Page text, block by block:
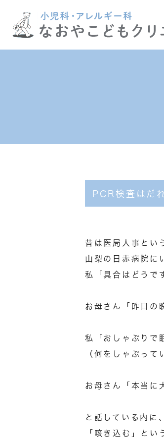
PCR検査はだ
昔は医局人事とい
山梨の日赤病院に
私「具合はどうで
お母さん「昨日の
私「おしゃぶりで
（何をしゃぶって
お母さん「本当に
と話している内に
「咳き込む」とい